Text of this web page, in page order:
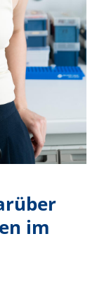
im